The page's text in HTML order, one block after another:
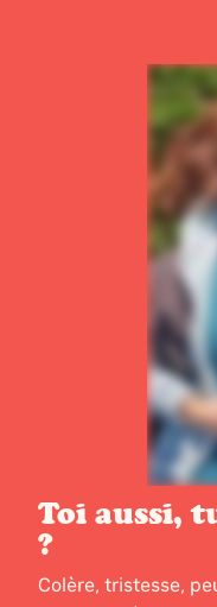
Toi aussi,
?
Colère, tristesse,